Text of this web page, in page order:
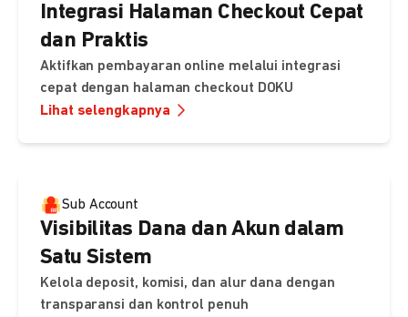
Integrasi Halaman Checkout Cepat
dan Praktis
Aktifkan pembayaran online melalui integrasi
cepat dengan halaman checkout DOKU
Lihat selengkapnya
Sub Account
Visibilitas Dana dan Akun dalam
Satu Sistem
Kelola deposit, komisi, dan alur dana dengan
transparansi dan kontrol penuh